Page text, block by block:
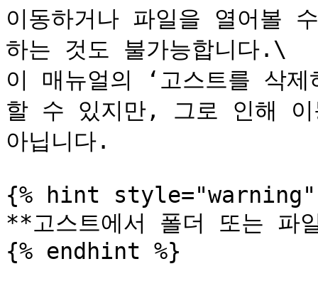
이동하거나 파일을 열어볼
하는 것도 불가능합니다.\
이 매뉴얼의 ‘고스트를 삭
할 수 있지만, 그로 인해 이
아닙니다.
{% hint style="warning"
**고스트에서 폴더 또는 파
{% endhint %}